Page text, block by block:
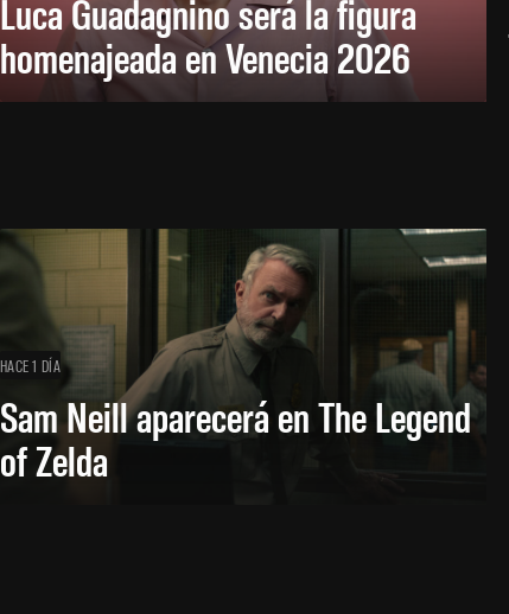
Luca Guadagnino será la figura
homenajeada en Venecia 2026
HACE 1 DÍA
Sam Neill aparecerá en The Legend
of Zelda